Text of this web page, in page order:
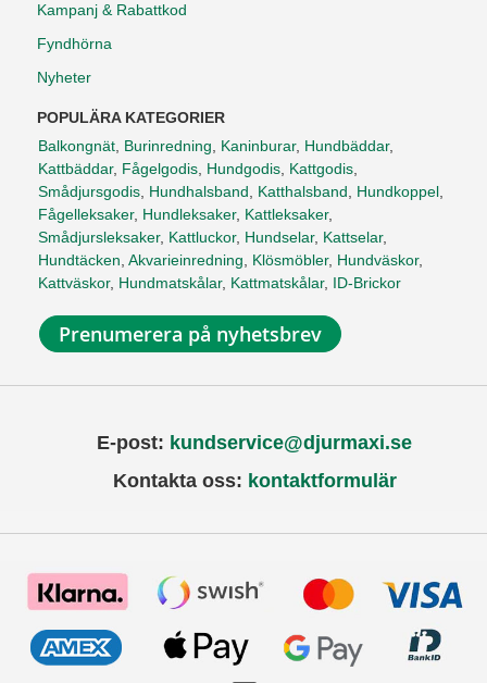
Kampanj & Rabattkod
Fyndhörna
Nyheter
POPULÄRA KATEGORIER
Balkongnät, Burinredning, Kaninburar, Hundbäddar,
Kattbäddar, Fågelgodis, Hundgodis, Kattgodis,
Smådjursgodis, Hundhalsband, Katthalsband, Hundkoppel,
Fågelleksaker, Hundleksaker, Kattleksaker,
Smådjursleksaker, Kattluckor, Hundselar, Kattselar,
Hundtäcken, Akvarieinredning, Klösmöbler, Hundväskor,
Kattväskor, Hundmatskålar, Kattmatskålar, ID-Brickor
Prenumerera på nyhetsbrev
E-post: kundservice@djurmaxi.se
Kontakta oss: kontaktformulär